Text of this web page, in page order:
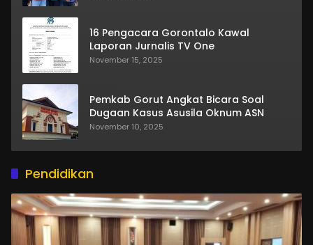
16 Pengacara Gorontalo Kawal
Laporan Jurnalis TV One
November 15, 2025
Pemkab Gorut Angkat Bicara Soal
Dugaan Kasus Asusila Oknum ASN
November 10, 2025
Pendidikan